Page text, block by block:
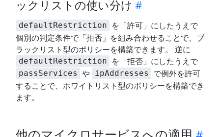
ックリストの使い分け
defaultRestriction
を「許可」にしたうえで
個別の判定条件で「拒否」を組み合わせることで、ブ
ラックリスト型のポリシーを構築できます。 逆に
defaultRestriction を「拒否」にしたうえで
passServices や ipAddresses
で例外を許可
することで、ホワイトリスト型のポリシーを構築でき
ます。